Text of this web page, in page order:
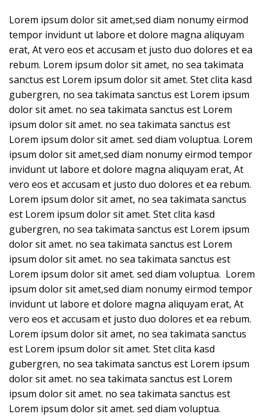
Lorem ipsum dolor sit amet,sed diam nonumy eirmod
tempor invidunt ut labore et dolore magna aliquyam
erat, At vero eos et accusam et justo duo dolores et ea
rebum. Lorem ipsum dolor sit amet, no sea takimata
sanctus est Lorem ipsum dolor sit amet. Stet clita kasd
gubergren, no sea takimata sanctus est Lorem ipsum
dolor sit amet. no sea takimata sanctus est Lorem
ipsum dolor sit amet. no sea takimata sanctus est
Lorem ipsum dolor sit amet. sed diam voluptua. Lorem
ipsum dolor sit amet,sed diam nonumy eirmod tempor
invidunt ut labore et dolore magna aliquyam erat, At
vero eos et accusam et justo duo dolores et ea rebum.
Lorem ipsum dolor sit amet, no sea takimata sanctus
est Lorem ipsum dolor sit amet. Stet clita kasd
gubergren, no sea takimata sanctus est Lorem ipsum
dolor sit amet. no sea takimata sanctus est Lorem
ipsum dolor sit amet. no sea takimata sanctus est
Lorem ipsum dolor sit amet. sed diam voluptua. Lorem
ipsum dolor sit amet,sed diam nonumy eirmod tempor
invidunt ut labore et dolore magna aliquyam erat, At
vero eos et accusam et justo duo dolores et ea rebum.
Lorem ipsum dolor sit amet, no sea takimata sanctus
est Lorem ipsum dolor sit amet. Stet clita kasd
gubergren, no sea takimata sanctus est Lorem ipsum
dolor sit amet. no sea takimata sanctus est Lorem
ipsum dolor sit amet. no sea takimata sanctus est
Lorem ipsum dolor sit amet. sed diam voluptua.